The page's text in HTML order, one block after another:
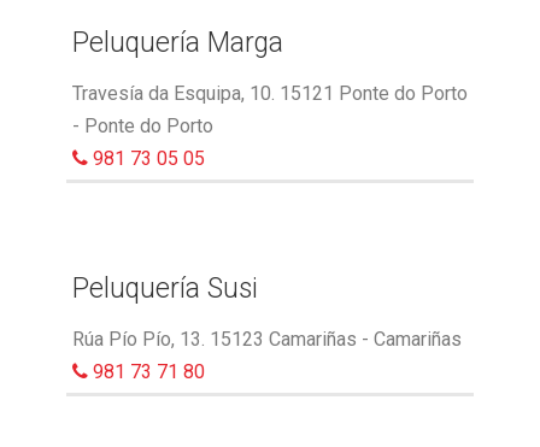
Peluquería Marga
Travesía da Esquipa, 10. 15121 Ponte do Porto
- Ponte do Porto
981 73 05 05
Peluquería Susi
Rúa Pío Pío, 13. 15123 Camariñas - Camariñas
981 73 71 80